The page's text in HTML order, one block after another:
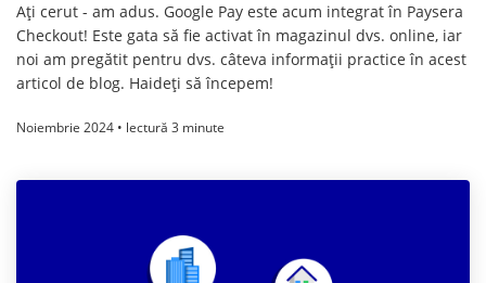
Ați cerut - am adus. Google Pay este acum integrat în Paysera
Checkout! Este gata să fie activat în magazinul dvs. online, iar
noi am pregătit pentru dvs. câteva informații practice în acest
articol de blog. Haideți să începem!
Noiembrie 2024 • lectură 3 minute